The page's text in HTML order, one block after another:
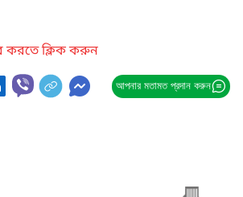
করতে ক্লিক করুন
আপনার মতামত প্রদান করুন